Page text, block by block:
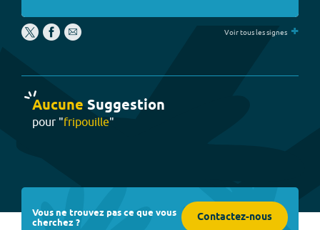
Voir tous les signes +
Aucune Suggestion
pour "fripouille"
Vous ne trouvez pas ce que vous
cherchez ? Contactez-nous